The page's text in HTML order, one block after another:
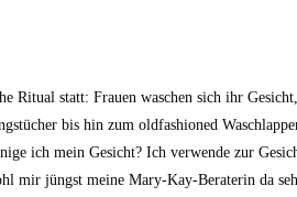
statt: Frauen waschen sich ihr
bis hin zum oldfashioned
ich mein Gesicht? Ich verwende zur
mir jüngst meine Mary-Kay-Beraterin da